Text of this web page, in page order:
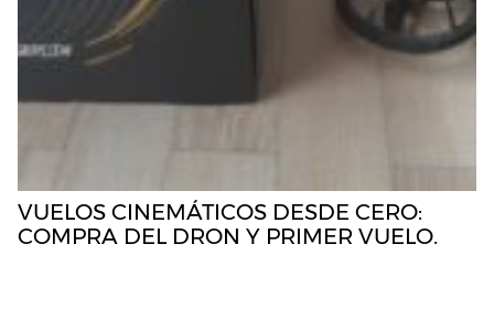
VUELOS CINEMÁTICOS DESDE CERO:
COMPRA DEL DRON Y PRIMER VUELO.